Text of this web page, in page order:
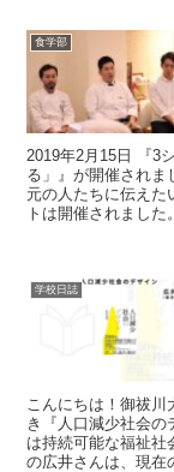
食学部
2019年2月15日 『3
る」』が開催されま
元の人たちに伝えた
トは開催されまし
学校日誌
こんにちは！御祓
き『人口減少社会
は持続可能な福祉
の広井さんは、現在